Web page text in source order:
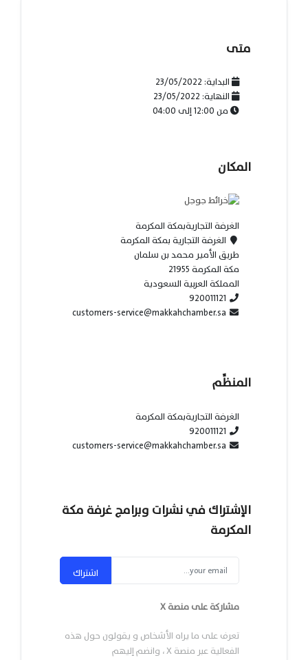
متى
البداية: 23/05/2022
النهاية: 23/05/2022
من12:00إلى04:00
المكان
الغرفة التجاريةبمكة المكرمة
الغرفة التجارية بمكة المكرمة
طريق الأمير محمد بن سلمان
مكة المكرمة 21955
المملكة العربية السعودية
920011121
customers-service@makkahchamber.sa
المنظِّم
الغرفة التجاريةبمكة المكرمة
920011121
customers-service@makkahchamber.sa
الإشتراك في نشرات وبرامج غرفة مكة
المكرمة
اشتراك
مشاركة على منصة X
تعرف على ما يراه الأشخاص و يقولون حول هذه
الفعالية عبر منصة X ، وانضم إليهم